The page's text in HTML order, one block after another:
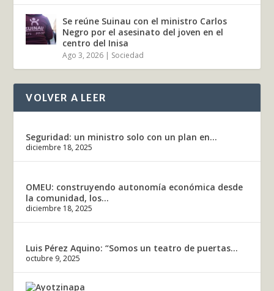
Se reúne Suinau con el ministro Carlos
Negro por el asesinato del joven en el
centro del Inisa
Ago 3, 2026 | Sociedad
VOLVER A LEER
Seguridad: un ministro solo con un plan en...
diciembre 18, 2025
OMEU: construyendo autonomía económica desde
la comunidad, los...
diciembre 18, 2025
Luis Pérez Aquino: “Somos un teatro de puertas...
octubre 9, 2025